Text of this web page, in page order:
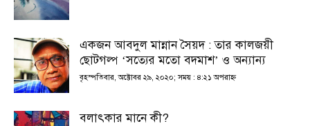
একজন আবদুল মান্নান সৈয়দ : তার কালজয়ী
ছোটগল্প ‘সত্যের মতো বদমাশ’ ও অন্যান্য
বৃহস্পতিবার, অক্টোবর ২৯, ২০২০; সময় : ৪:২১ অপরাহ্ণ
বলাৎকার মানে কী?